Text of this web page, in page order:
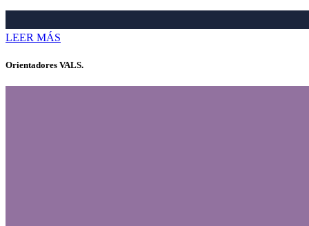
LEER MÁS
Orientadores VALS.